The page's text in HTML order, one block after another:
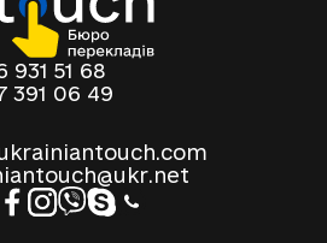
931 51 68
391 06 49